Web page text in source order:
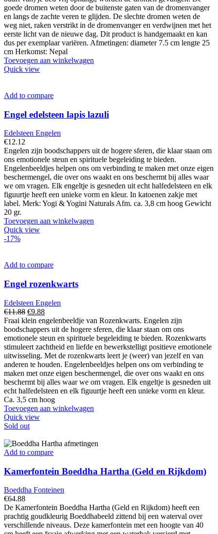
goede dromen weten door de buitenste gaten van de dromenvanger
en langs de zachte veren te glijden. De slechte dromen weten de
weg niet, raken verstrikt in de dromenvanger en verdwijnen met het
eerste licht van de nieuwe dag. Dit product is handgemaakt en kan
dus per exemplaar variëren. Afmetingen: diameter 7.5 cm lengte 25
cm Herkomst: Nepal
Toevoegen aan winkelwagen
Quick view
Add to compare
Engel edelsteen lapis lazuli
Edelsteen Engelen
€12.12
Engelen zijn boodschappers uit de hogere sferen, die klaar staan om
ons emotionele steun en spirituele begeleiding te bieden.
Engelenbeeldjes helpen ons om verbinding te maken met onze eigen
beschermengel, die over ons waakt en ons beschermt bij alles waar
we om vragen. Elk engeltje is gesneden uit echt halfedelsteen en elk
figuurtje heeft een unieke vorm en kleur. In katoenen zakje met
label. Merk: Yogi & Yogini Naturals Afm. ca. 3,8 cm hoog Gewicht
20 gr.
Toevoegen aan winkelwagen
Quick view
-17%
Add to compare
Engel rozenkwarts
Edelsteen Engelen
€11.88 Oorspronkelijke
prijs
was:
€11.88.
€9.88Huidige
prijs
is:
€9.88.
Fraai klein engelenbeeldje van Rozenkwarts. Engelen zijn
boodschappers uit de hogere sferen, die klaar staan om ons
emotionele steun en spirituele begeleiding te bieden. Rozenkwarts
stimuleert zachtheid en liefde en bewerkstelligt positieve emotionele
uitwisseling. Met de rozenkwarts leert je (weer) van jezelf en van
anderen te houden. Engelenbeeldjes helpen ons om verbinding te
maken met onze eigen beschermengel, die over ons waakt en ons
beschermt bij alles waar we om vragen. Elk engeltje is gesneden uit
echt halfedelsteen en elk figuurtje heeft een unieke vorm en kleur.
Ca. 3,5 cm hoog
Toevoegen aan winkelwagen
Quick view
Sold out
Add to compare
Kamerfontein Boeddha Hartha (Geld en Rijkdom)
Boeddha Fonteinen
€64.88
De Kamerfontein Boeddha Hartha (Geld en Rijkdom) heeft een
prachtig goudkleurig Boeddhabeeld zittend bij een waterval over
verschillende niveaus. Deze kamerfontein met een hoogte van 40